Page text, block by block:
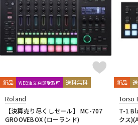
新品 WEB注文店頭受取可 送料無料
Roland
【決算売り尽くしセール】 MC-707
GROOVEBOX (ローランド)
新品
Torso
T-1
クス